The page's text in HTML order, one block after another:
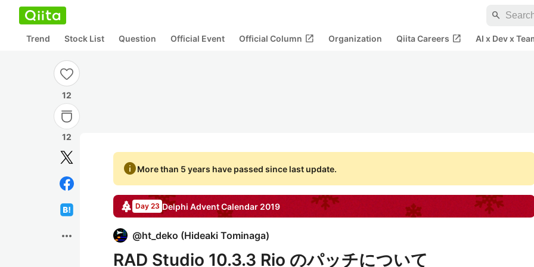
search
Trend Stock List Question Official Event Official Column open_in_new Organization Qiita Careers open_in_new AI x Dev x
12
12
more_horiz
infoMore than 5 years have passed since last update.
Day 23 Delphi Advent Calendar 2019
@ht_deko (Hideaki Tominaga)
RAD Studio 10.3.3 Rio のパッチについて